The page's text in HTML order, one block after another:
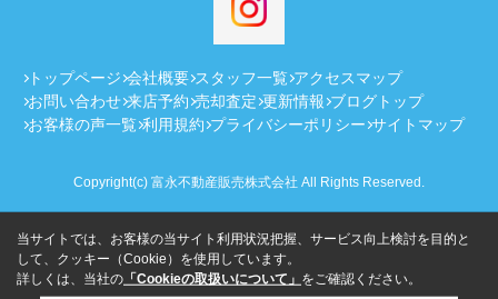
トップページ 会社概要 スタッフ一覧 アクセスマップ
お問い合わせ 来店予約 売却査定 更新情報 ブログトップ
お客様の声一覧 利用規約 プライバシーポリシー サイトマップ
Copyright(c) 富永不動産販売株式会社 All Rights Reserved.
当サイトでは、お客様の当サイト利用状況把握、サービス向上検討を目的と
して、クッキー（Cookie）を使用しています。
詳しくは、当社の 「Cookieの取扱いについて」 をご確認ください。